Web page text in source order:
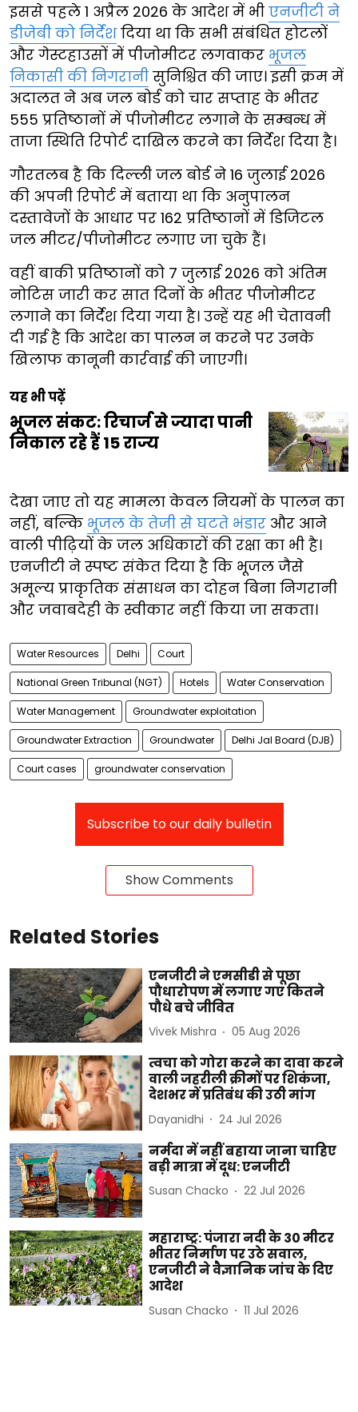
इससे पहले 1 अप्रैल 2026 के आदेश में भी एनजीटी ने
डीजेबी को निर्देशदिया था कि सभी संबंधित होटलों
और गेस्टहाउसों में पीजोमीटर लगवाकर भूजल
निकासी की निगरानी सुनिश्चित की जाए। इसी क्रम में
अदालत ने अब जल बोर्ड को चार सप्ताह के भीतर
555 प्रतिष्ठानों में पीजोमीटर लगाने के सम्बन्ध में
ताजा स्थिति रिपोर्ट दाखिल करने का निर्देश दिया है।
गौरतलब है कि दिल्ली जल बोर्ड ने 16 जुलाई 2026
की अपनी रिपोर्ट में बताया था कि अनुपालन
दस्तावेजों के आधार पर 162 प्रतिष्ठानों में डिजिटल
जल मीटर/पीजोमीटर लगाए जा चुके हैं।
वहीं बाकी प्रतिष्ठानों को 7 जुलाई 2026 को अंतिम
नोटिस जारी कर सात दिनों के भीतर पीजोमीटर
लगाने का निर्देश दिया गया है। उन्हें यह भी चेतावनी
दी गई है कि आदेश का पालन न करने पर उनके
खिलाफ कानूनी कार्रवाई की जाएगी।
यह भी पढ़ें
भूजल संकट: रिचार्ज से ज्यादा पानी
निकाल रहे हैं 15 राज्य
देखा जाए तो यह मामला केवल नियमों के पालन का
नहीं, बल्कि भूजल के तेजी से घटते भंडार और आने
वाली पीढ़ियों के जल अधिकारों की रक्षा का भी है।
एनजीटी ने स्पष्ट संकेत दिया है कि भूजल जैसे
अमूल्य प्राकृतिक संसाधन का दोहन बिना निगरानी
और जवाबदेही के स्वीकार नहीं किया जा सकता।
Water Resources Delhi Court
National Green Tribunal (NGT) Hotels Water Conservation
Water Management Groundwater exploitation
Groundwater Extraction Groundwater Delhi Jal Board (DJB)
Court cases groundwater conservation
Subscribe to our daily bulletin
Show Comments
Related Stories
एनजीटी ने एमसीडी से पूछा
पौधारोपण में लगाए गए कितने
पौधे बचे जीवित
Vivek Mishra 05 Aug 2026
त्वचा को गोरा करने का दावा करने
वाली जहरीली क्रीमों पर शिकंजा,
देशभर में प्रतिबंध की उठी मांग
Dayanidhi 24 Jul 2026
नर्मदा में नहीं बहाया जाना चाहिए
बड़ी मात्रा में दूध: एनजीटी
Susan Chacko 22 Jul 2026
महाराष्ट्र: पंजारा नदी के 30 मीटर
भीतर निर्माण पर उठे सवाल,
एनजीटी ने वैज्ञानिक जांच के दिए
आदेश
Susan Chacko 11 Jul 2026